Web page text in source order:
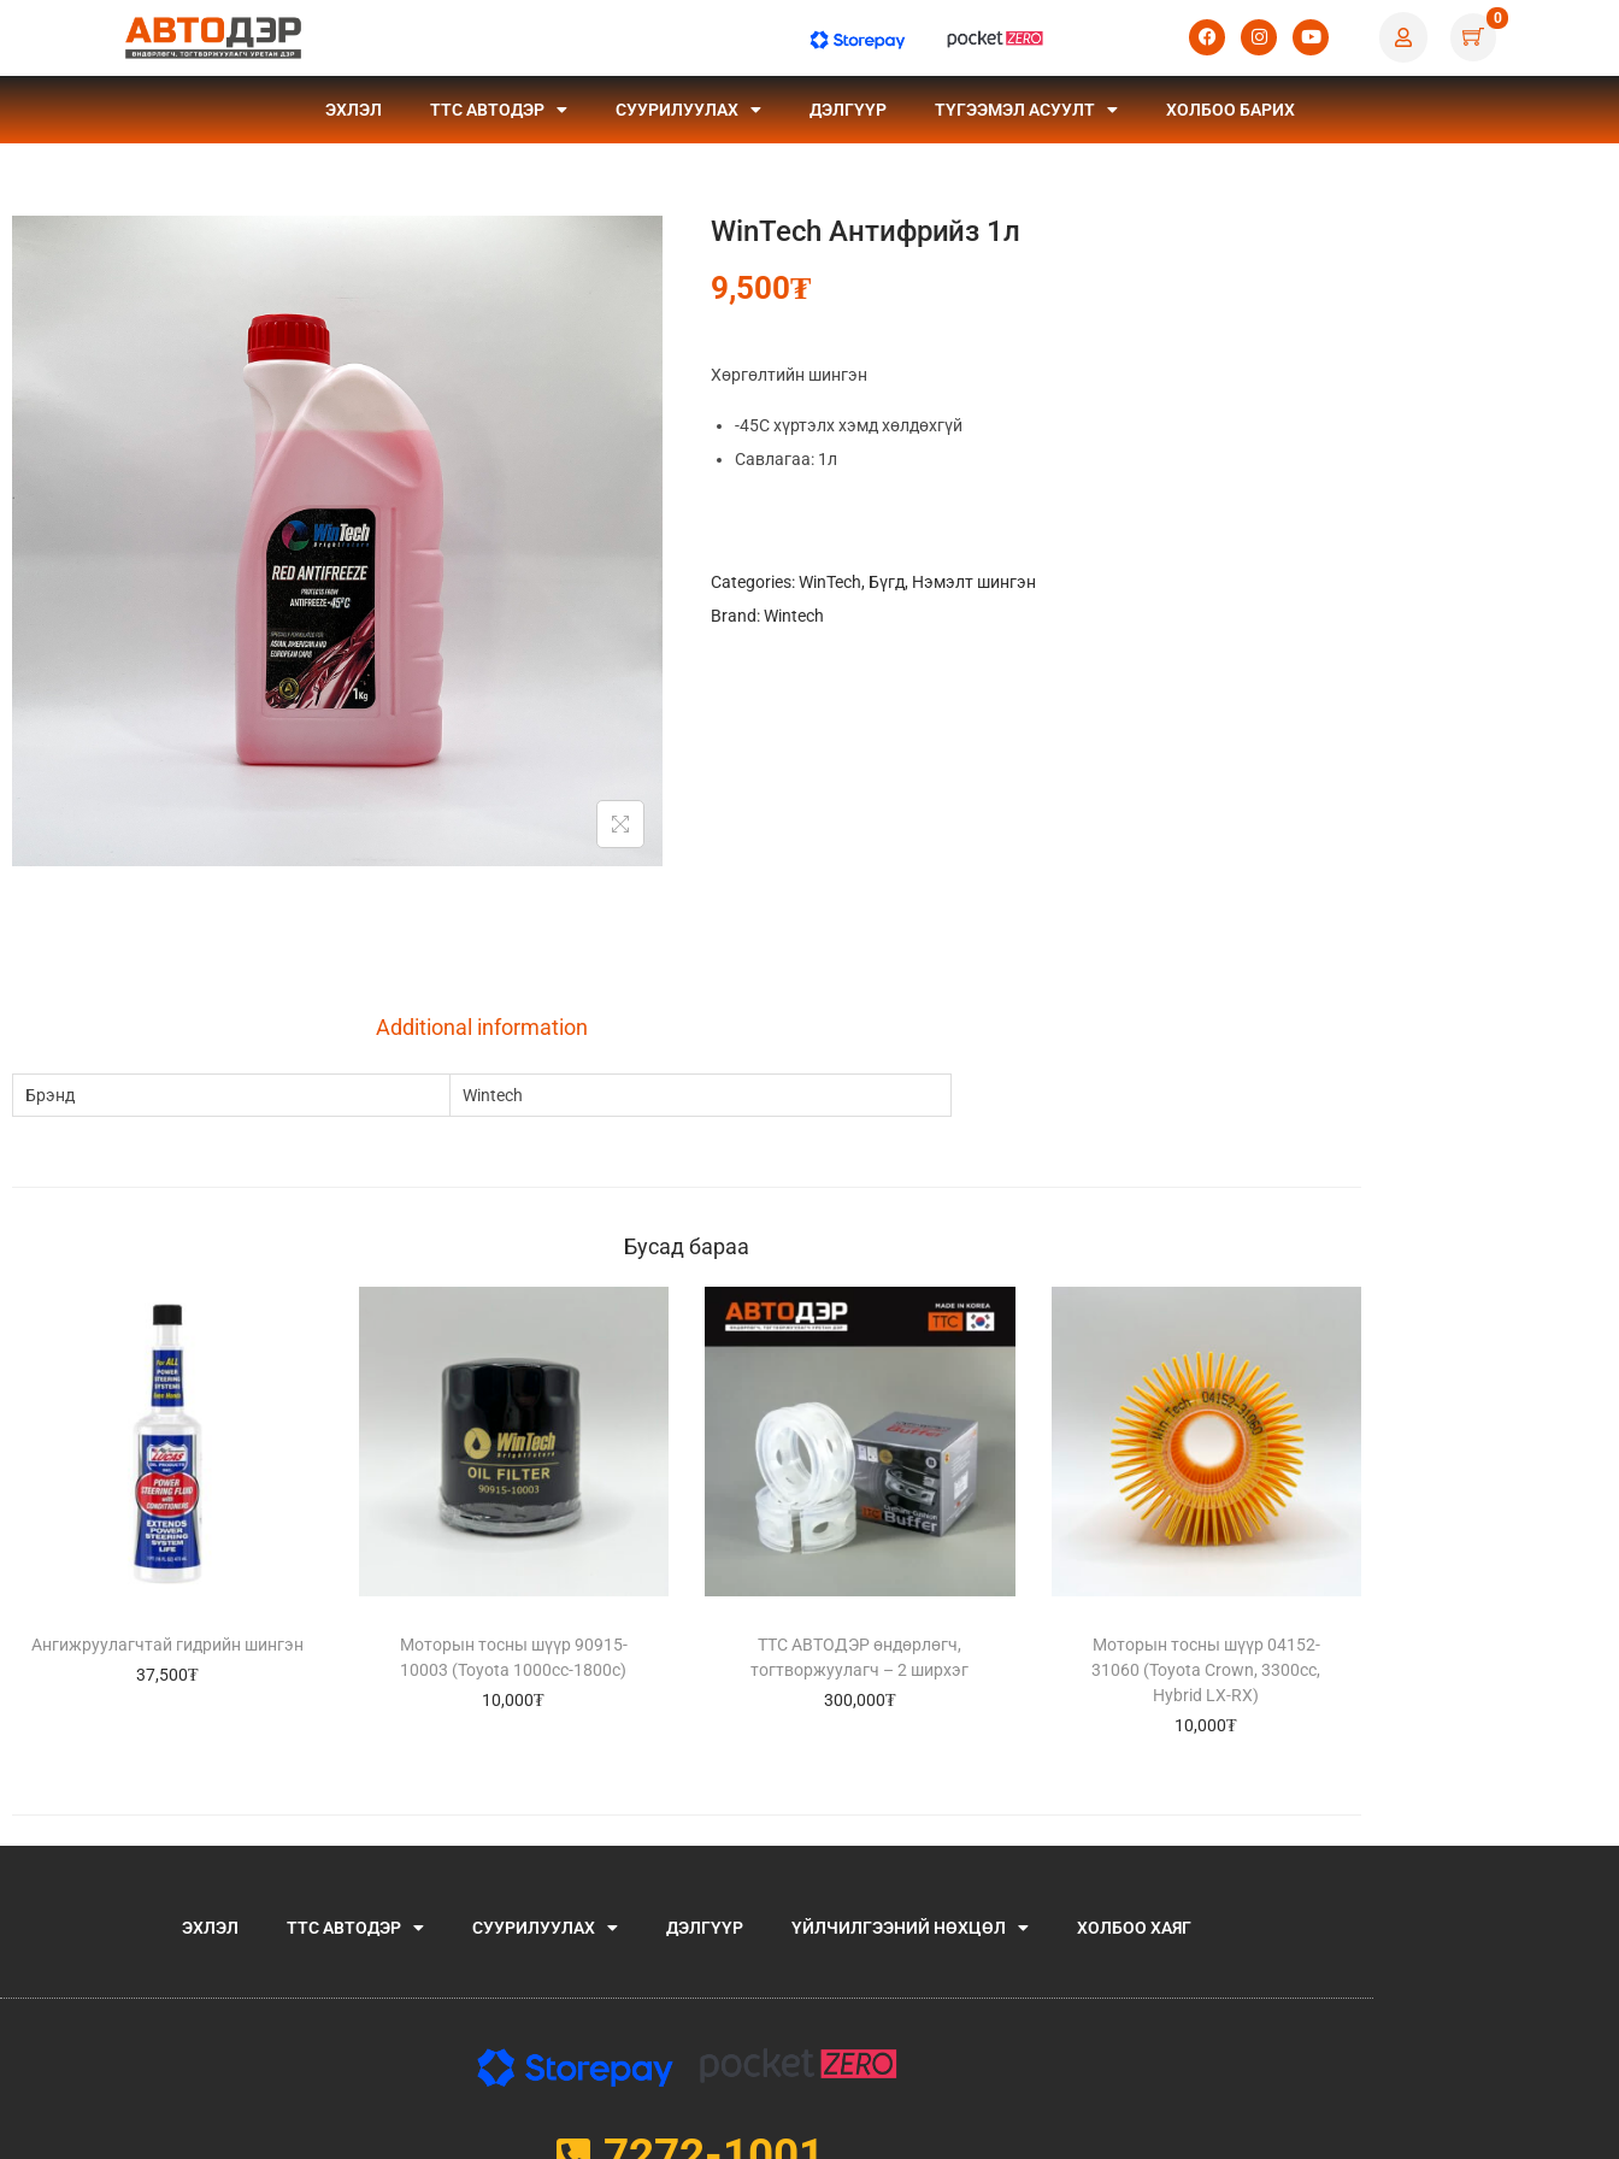
0
ЭХЛЭЛ TTC АВТОДЭР СУУРИЛУУЛАХ ДЭЛГҮҮР ТҮГЭЭМЭЛ АСУУЛТ ХОЛБОО БАРИХ
WinTech Антифрийз 1л
9,500₮
Хөргөлтийн шингэн
-45С хүртэлх хэмд хөлдөхгүй
Савлагаа: 1л
Categories:WinTech, Бүгд, Нэмэлт шингэн
Brand:Wintech
Additional information
Брэнд Wintech
Бусад бараа
Ангижруулагчтай гидрийн шингэн
37,500₮
Моторын тосны шүүр 90915-
10003 (Toyota 1000cc-1800c)
10,000₮
TTC АВТОДЭР өндөрлөгч,
тогтворжуулагч – 2 ширхэг
300,000₮
Моторын тосны шүүр 04152-
31060 (Toyota Crown, 3300cc,
Hybrid LX-RX)
10,000₮
ЭХЛЭЛ TTC АВТОДЭР СУУРИЛУУЛАХ ДЭЛГҮҮР ҮЙЛЧИЛГЭЭНИЙ НӨХЦӨЛ ХОЛБОО ХАЯГ